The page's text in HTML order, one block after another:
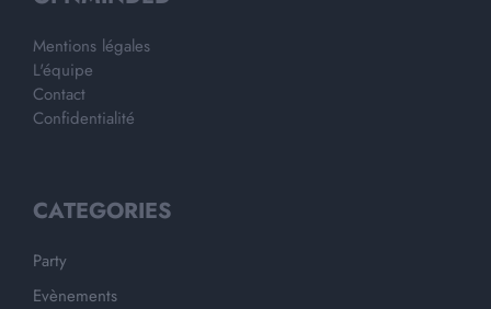
Mentions légales
L'équipe
Contact
Confidentialité
CATEGORIES
Party
Evènements